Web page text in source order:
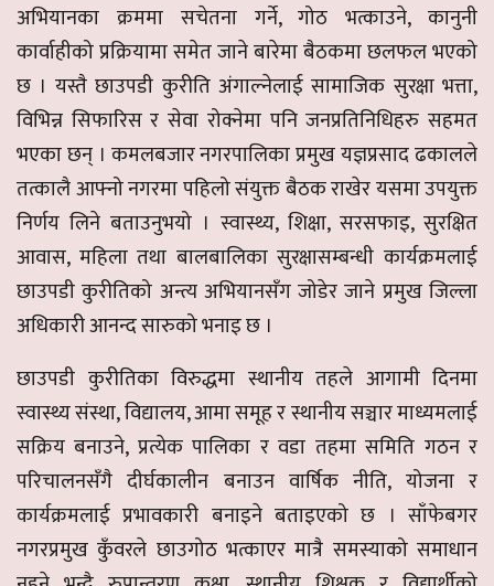
अभियानका क्रममा सचेतना गर्ने, गोठ भत्काउने, कानुनी
कार्वाहीको प्रक्रियामा समेत जाने बारेमा बैठकमा छलफल भएको
छ । यस्तै छाउपडी कुरीति अंगाल्नेलाई सामाजिक सुरक्षा भत्ता,
विभिन्न सिफारिस र सेवा रोक्नेमा पनि जनप्रतिनिधिहरु सहमत
भएका छन् । कमलबजार नगरपालिका प्रमुख यज्ञप्रसाद ढकालले
तत्कालै आफ्नो नगरमा पहिलो संयुक्त बैठक राखेर यसमा उपयुक्त
निर्णय लिने बताउनुभयो । स्वास्थ्य, शिक्षा, सरसफाइ, सुरक्षित
आवास, महिला तथा बालबालिका सुरक्षासम्बन्धी कार्यक्रमलाई
छाउपडी कुरीतिको अन्त्य अभियानसँग जोडेर जाने प्रमुख जिल्ला
अधिकारी आनन्द सारुको भनाइ छ ।
छाउपडी कुरीतिका विरुद्धमा स्थानीय तहले आगामी दिनमा
स्वास्थ्य संस्था, विद्यालय, आमा समूह र स्थानीय सञ्चार माध्यमलाई
सक्रिय बनाउने, प्रत्येक पालिका र वडा तहमा समिति गठन र
परिचालनसँगै दीर्घकालीन बनाउन वार्षिक नीति, योजना र
कार्यक्रमलाई प्रभावकारी बनाइने बताइएको छ । साँफेबगर
नगरप्रमुख कुँवरले छाउगोठ भत्काएर मात्रै समस्याको समाधान